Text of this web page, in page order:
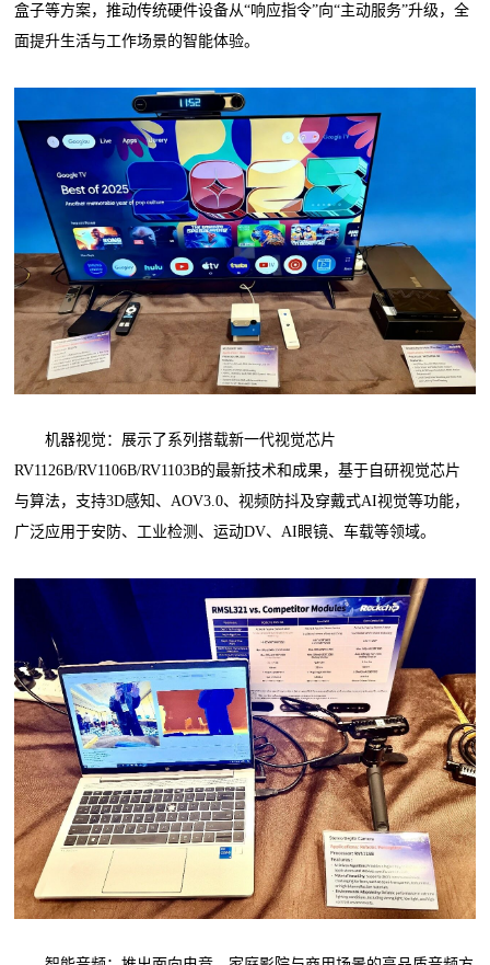
盒子等方案，推动传统硬件设备从“响应指令”向“主动服务”升级，全
面提升生活与工作场景的智能体验。
机器视觉：展示了系列搭载新一代视觉芯片
RV1126B/RV1106B/RV1103B的最新技术和成果，基于自研视觉芯片
与算法，支持3D感知、AOV3.0、视频防抖及穿戴式AI视觉等功能，
广泛应用于安防、工业检测、运动DV、AI眼镜、车载等领域。